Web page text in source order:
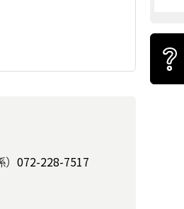
072-228-7517